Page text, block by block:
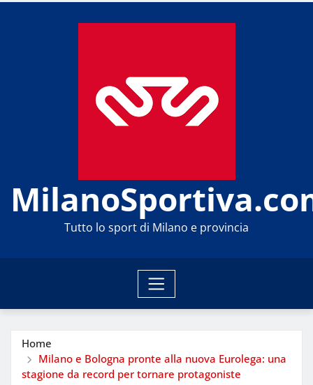
Tutto lo sport di Milano e provincia
Home
Milano e Bologna pronte alla nuova Eurolega: una
stagione da record per tornare protagoniste